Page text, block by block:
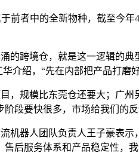
者中的全新物种，截至今
跨境仓，就是这一逻辑的
介绍，“先在内部把产品打磨
规模比东莞仓还要大；广
段要快很多，市场给我们的
器人团队负责人王子豪表
后服务体系和产品稳定性，